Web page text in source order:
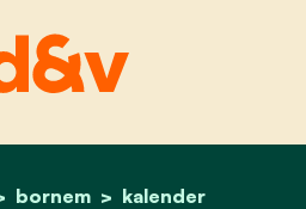
home
bornem kalender
gemeente- en ocmw-